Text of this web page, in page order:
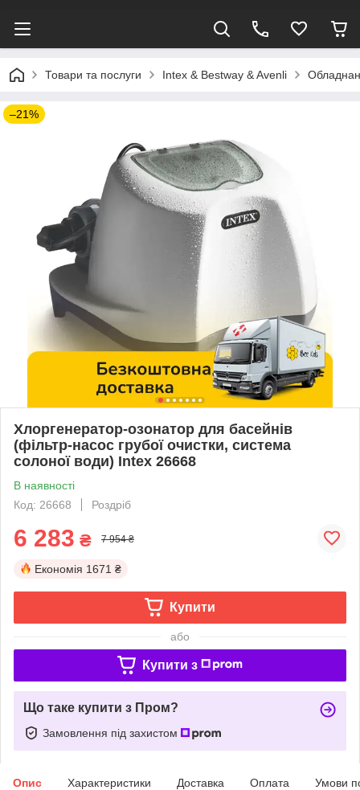
Товари та послуги Intex & Bestway & Avenli
–21%
Хлоргенератор-озонатор для басейнів
(фільтр-насос грубої очистки, система
солоної води) Intex 26668
В наявності
Код: 26668
Роздріб
6 283 ₴ 7 954 ₴
Економія 1671 ₴
Купити
або
Купити з
Що таке купити з Пром?
Замовлення під захистом
Опис Характеристики Доставка Оплата Умови